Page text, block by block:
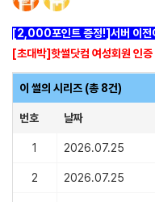
[2,000포인트 증정!]서버 이전
[초대박]핫썰닷컴 여성회원 인
이 썰의 시리즈 (총 8건)
번호 날짜
1 2026.07.25
2 2026.07.25